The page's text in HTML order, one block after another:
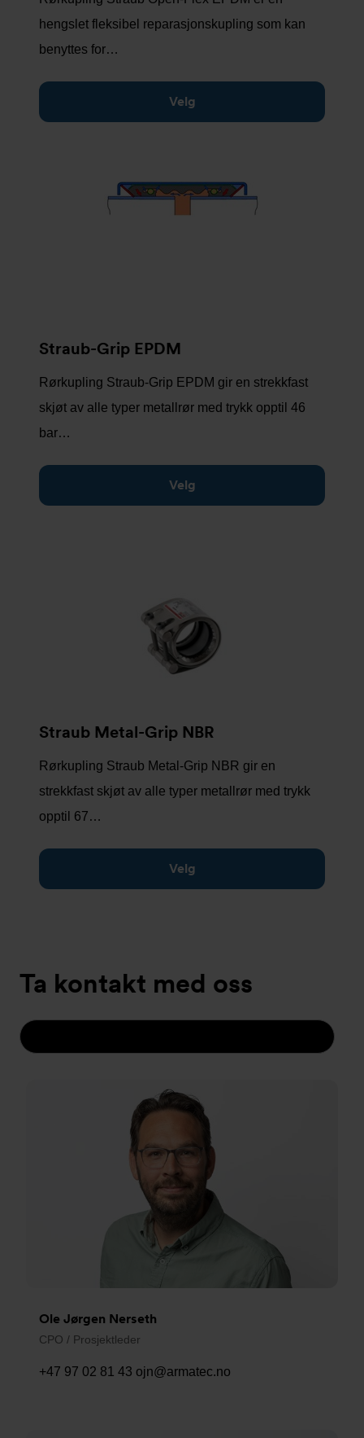
hengslet fleksibel reparasjonskupling som kan
benyttes for…
Velg
Straub-Grip EPDM
Rørkupling Straub-Grip EPDM gir en strekkfast
skjøt av alle typer metallrør med trykk opptil 46
bar…
Velg
Straub Metal-Grip NBR
Rørkupling Straub Metal-Grip NBR gir en
strekkfast skjøt av alle typer metallrør med trykk
opptil 67…
Velg
Ta kontakt med oss
Ole Jørgen Nerseth
CPO / Prosjektleder
+47 97 02 81 43 ojn@armatec.no